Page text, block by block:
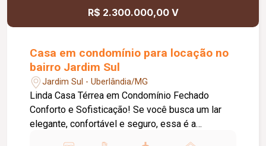
R$ 2.300.000,00 V
Casa em condomínio para locação no
bairro Jardim Sul
Jardim Sul - Uberlândia/MG
Linda Casa Térrea em Condomínio Fechado
Conforto e Sofisticação! Se você busca um lar
elegante, confortável e seguro, essa é a